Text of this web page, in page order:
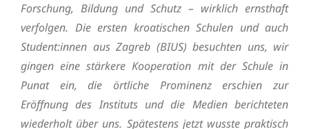
Forschung, Bildung und Schutz – wirklich ernsthaft
verfolgen. Die ersten kroatischen Schulen und auch
Student:innen aus Zagreb (BIUS) besuchten uns, wir
gingen eine stärkere Kooperation mit der Schule in
Punat ein, die örtliche Prominenz erschien zur
Eröffnung des Instituts und die Medien berichteten
wiederholt über uns. Spätestens jetzt wusste praktisch